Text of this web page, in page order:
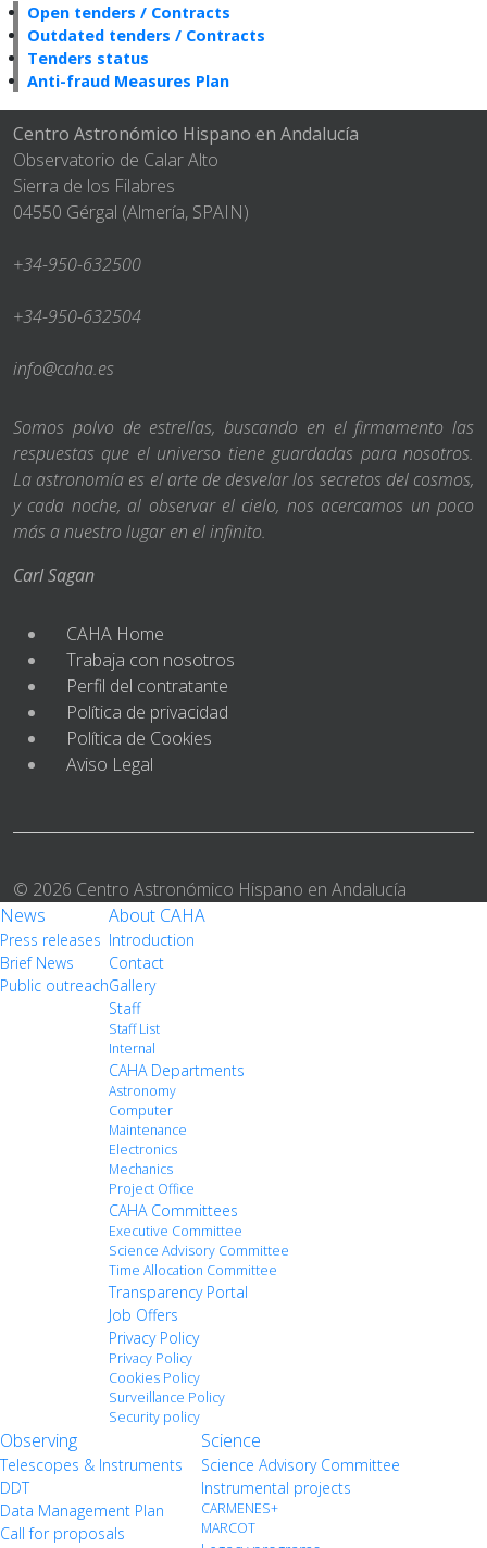
Open tenders / Contracts
Outdated tenders / Contracts
Tenders status
Anti-fraud Measures Plan
Centro Astronómico Hispano en Andalucía
Observatorio de Calar Alto
Sierra de los Filabres
04550 Gérgal (Almería, SPAIN)
+34-950-632500
+34-950-632504
info@caha.es
Somos polvo de estrellas, buscando en el firmamento las
respuestas que el universo tiene guardadas para nosotros.
La astronomía es el arte de desvelar los secretos del cosmos,
y cada noche, al observar el cielo, nos acercamos un poco
más a nuestro lugar en el infinito.
Carl Sagan
CAHA Home
Trabaja con nosotros
Perfil del contratante
Política de privacidad
Política de Cookies
Aviso Legal
© 2026 Centro Astronómico Hispano en Andalucía
News
Press releases
Brief News
Public outreach
About CAHA
Introduction
Contact
Gallery
Staff
Staff List
Internal
CAHA Departments
Astronomy
Computer
Maintenance
Electronics
Mechanics
Project Office
CAHA Committees
Executive Committee
Science Advisory Committee
Time Allocation Committee
Transparency Portal
Job Offers
Privacy Policy
Privacy Policy
Cookies Policy
Surveillance Policy
Security policy
Observing
Telescopes & Instruments
DDT
Data Management Plan
Call for proposals
Science
Science Advisory Committee
Instrumental projects
CARMENES+
MARCOT